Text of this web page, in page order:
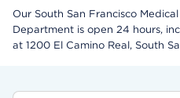
Our South San Francisco
Department is open 24 hours,
at 1200 El Camino Real, South